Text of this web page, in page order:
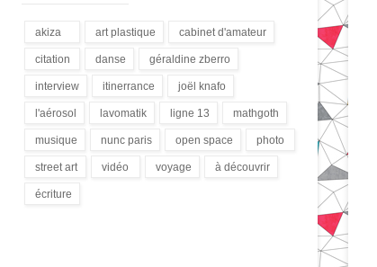
akiza
(21)
art plastique
(28)
cabinet d'amateur
(12)
citation
(18)
danse
(1)
géraldine zberro
interview
(15)
itinerrance
(16)
joël knafo
(3)
l'aérosol
(14)
lavomatik
(31)
ligne 13
(4)
mathgoth
(24)
musique
(13)
nunc paris
(5)
open space
(1)
photo
(3)
street art
(172)
vidéo
voyage
à découvrir
écriture